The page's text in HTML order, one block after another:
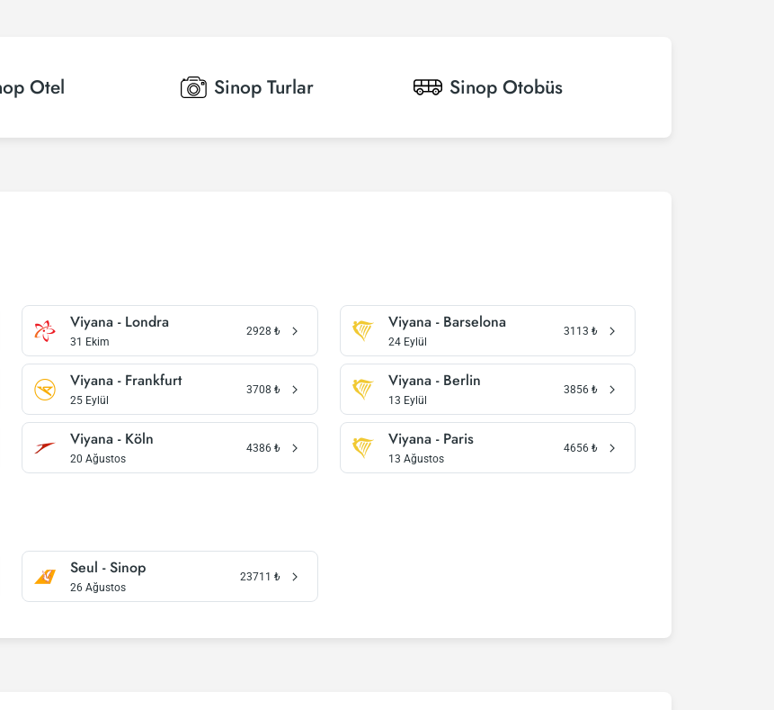
Otel Sinop Turlar Sinop Otobüs
Viyana - Londra
31 Ekim
2928 ₺ Viyana - Barselona
24 Eylül
3113 ₺
Viyana - Frankfurt
25 Eylül
3708 ₺ Viyana - Berlin
13 Eylül
3856 ₺
Viyana - Köln
20 Ağustos
4386 ₺ Viyana - Paris
13 Ağustos
4656 ₺
Seul - Sinop
26 Ağustos
23711 ₺